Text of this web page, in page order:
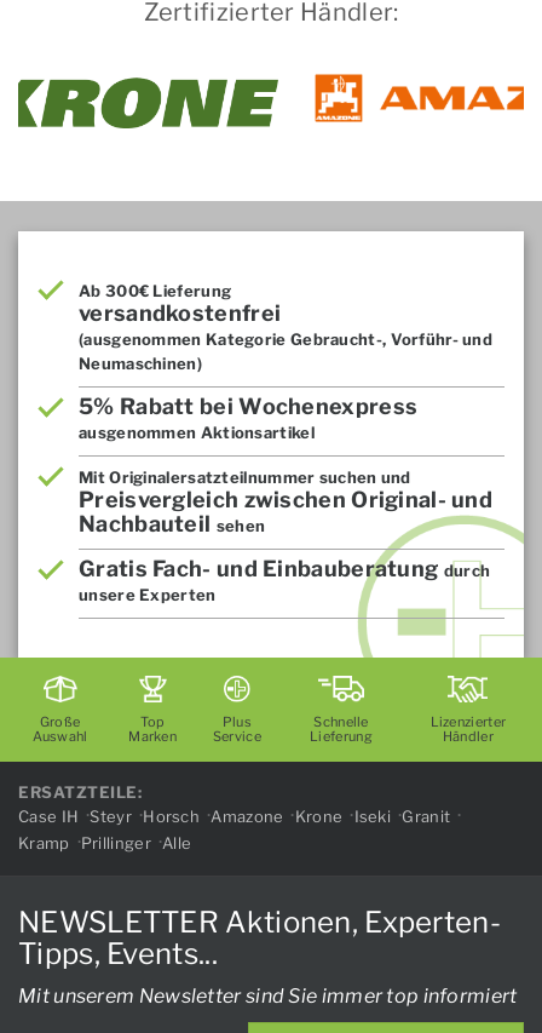
Zertifizierter Händler:
Ab 300€ Lieferung
versandkostenfrei
(ausgenommen Kategorie Gebraucht-, Vorführ- und
Neumaschinen)
5% Rabatt bei Wochenexpress
ausgenommen Aktionsartikel
Mit Originalersatzteilnummer suchen und
Preisvergleich zwischen Original- und
Nachbauteil sehen
Gratis Fach- und Einbauberatung durch
unsere Experten
Große
Auswahl
Top
Marken
Plus
Service
Schnelle
Lieferung
Lizenzierter
Händler
ERSATZTEILE:
Case IH
Steyr Horsch Amazone Krone Iseki
Granit
Kramp
Prillinger Alle
NEWSLETTER Aktionen, Experten-
Tipps, Events...
Mit unserem Newsletter sind Sie immer top informiert